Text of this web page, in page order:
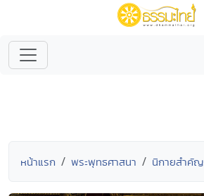
หน้าแรก พระพุทธศาสนา นิกายสำคัญ